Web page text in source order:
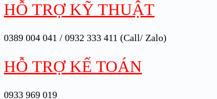
HỖ TRỢ KỸ THUẬT
0389 004 041 / 0932 333 411 (Call/ Zalo)
HỖ TRỢ KẾ TOÁN
0933 969 019